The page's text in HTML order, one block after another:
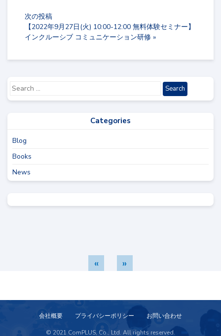
次の投稿
【2022年9月27日(火) 10:00-12:00 無料体験セミナー】
インクルーシブ コミュニケーション研修 »
Search
Categories
Blog
Books
News
« »
会社概要 プライバシーポリシー お問い合わせ
© 2021 ComPLUS, Co., Ltd. All rights reserved.